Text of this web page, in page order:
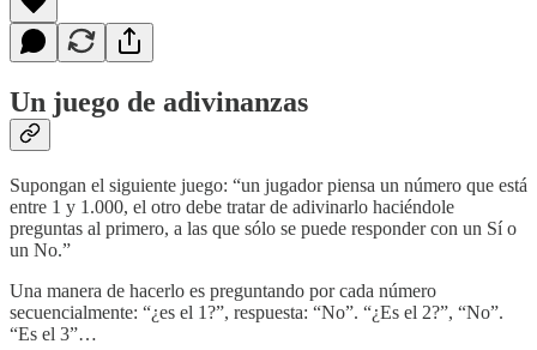
Un juego de adivinanzas
Supongan el siguiente juego: “un jugador piensa un número que está
entre 1 y 1.000, el otro debe tratar de adivinarlo haciéndole
preguntas al primero, a las que sólo se puede responder con un Sí o
un No.”
Una manera de hacerlo es preguntando por cada número
secuencialmente: “¿es el 1?”, respuesta: “No”. “¿Es el 2?”, “No”.
“Es el 3”…